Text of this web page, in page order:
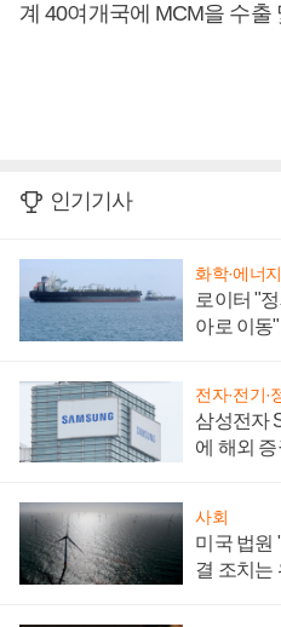
계 40여개국에 MCM을 수출
인기기사
화학·에너지
로이터 "
아로 이동
전자·전기·
삼성전자
에 해외
사회
미국 법원
결 조치는